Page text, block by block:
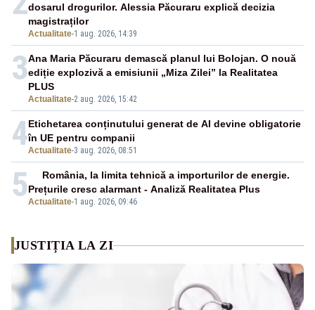
Actualitate-1 aug. 2026, 14:39
dosarul drogurilor. Alessia Păcuraru explică decizia
magistraților
3
Actualitate-2 aug. 2026, 15:42
Ana Maria Păcuraru demască planul lui Bolojan. O nouă
ediție explozivă a emisiunii „Miza Zilei” la Realitatea
PLUS
4Actualitate-3 aug. 2026, 08:51
Etichetarea conținutului generat de AI devine obligatorie
în UE pentru companii
5Actualitate-1 aug. 2026, 09:46
România, la limita tehnică a importurilor de energie.
Prețurile cresc alarmant - Analiză Realitatea Plus
JUSTIȚIA LA ZI